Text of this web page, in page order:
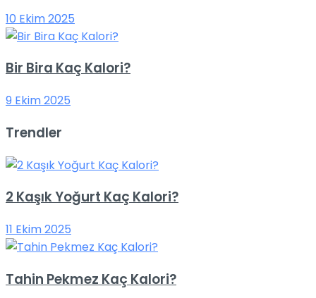
10 Ekim 2025
Bir Bira Kaç Kalori?
9 Ekim 2025
Trendler
2 Kaşık Yoğurt Kaç Kalori?
11 Ekim 2025
Tahin Pekmez Kaç Kalori?